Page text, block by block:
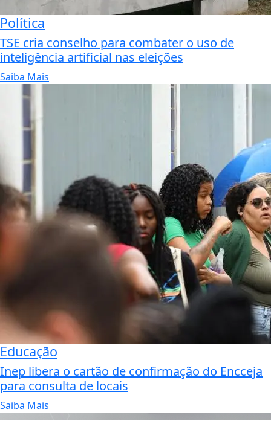
Política
TSE cria conselho para combater o uso de
inteligência artificial nas eleições
Saiba Mais
Educação
Inep libera o cartão de confirmação do Encceja
para consulta de locais
Saiba Mais